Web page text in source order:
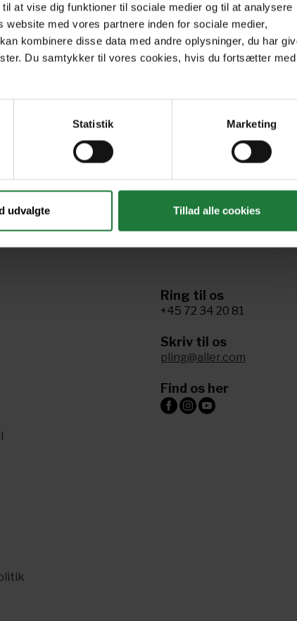
at vise dig funktioner til sociale medier og til at analysere
med vores partnere inden for sociale medier,
kombinere disse data med andre oplysninger, du har
Du samtykker til vores cookies, hvis du fortsætter
Statistik Marketing
udvalgte Tillad alle cookies
November 2019 October 2019
May 2019 April 2019
Næste
Ring til os
+45 72 34 20 81
Skriv til os
pling@aller.com
Find os her